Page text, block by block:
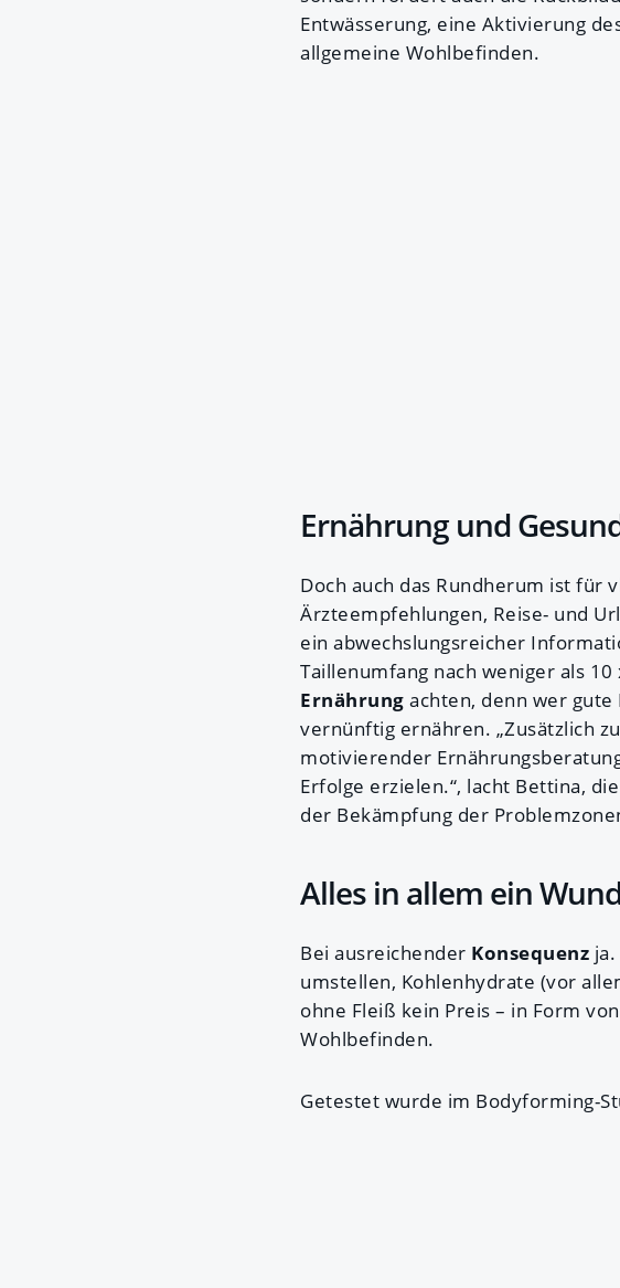
Entwässerung, eine Aktivierung
allgemeine Wohlbefinden.
Ernährung und
Doch auch das Rundherum ist für
Ärzteempfehlungen, Reise- und
ein abwechslungsreicher
Taillenumfang nach weniger als
Ernährung achten, denn wer gute
vernünftig ernähren. „Zusätzlich
motivierender
Erfolge erzielen.“, lacht Bettina,
der Bekämpfung der
Alles in allem ein
Bei ausreichender Konsequenz
umstellen, Kohlenhydrate (vor
ohne Fleiß kein Preis – in Form
Wohlbefinden.
Getestet wurde im Bodyforming-